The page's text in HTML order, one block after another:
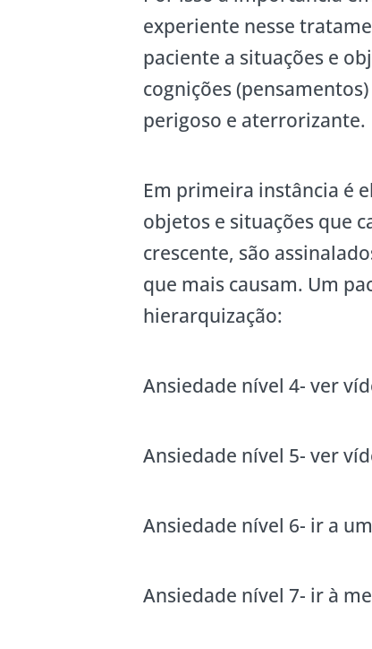
experiente nesse
paciente a situações e
cognições
perigoso e aterrorizante.
Em primeira instância é
objetos e situações que
crescente, são
que mais causam. Um
hierarquização:
Ansiedade nível 4- ver
Ansiedade nível 5- ver
Ansiedade nível 6- ir a
Ansiedade nível 7- ir à